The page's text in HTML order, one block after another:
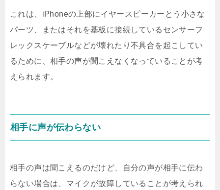
これは、iPhoneの上部にイヤースピーカーとう小さな
パーツ、またはそれを基板に接続しているセンサーフ
レックスケーブルなどが壊れたり不具合を起こしてい
るために、相手の声が聞こえなくなっていることが考
えられます。
相手に声が伝わらない
相手の声は聞こえるのだけど、自分の声が相手に伝わ
らない場合は、マイクが故障していることが考えられ